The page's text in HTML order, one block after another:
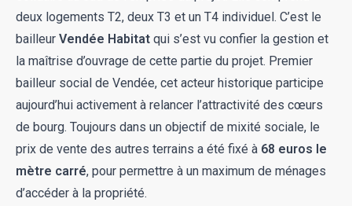
deux logements T2, deux T3 et un T4 individuel. C’est le
bailleur Vendée Habitat qui s’est vu confier la gestion et
la maîtrise d’ouvrage de cette partie du projet. Premier
bailleur social de Vendée, cet acteur historique participe
aujourd’hui activement à relancer l’attractivité des cœurs
de bourg. Toujours dans un objectif de mixité sociale, le
prix de vente des autres terrains a été fixé à 68 euros le
mètre carré, pour permettre à un maximum de ménages
d’accéder à la propriété.